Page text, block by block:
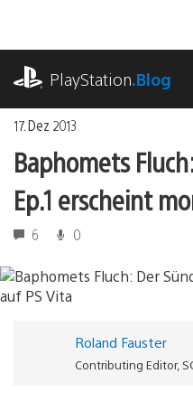
springen
PlayStation.Blog
17. Dez 2013
Baphomets
Ep.1 erscheint
6 0
Roland Fauster
Contributing Editor,